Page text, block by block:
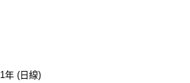
1年 (日線)